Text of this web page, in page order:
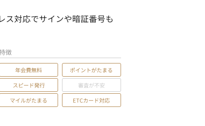
ス対応でサインや暗証番号も
徴
年会費無料
ポイントがたまる
スピード発行
審査が不安
マイルがたまる
ETCカード対応